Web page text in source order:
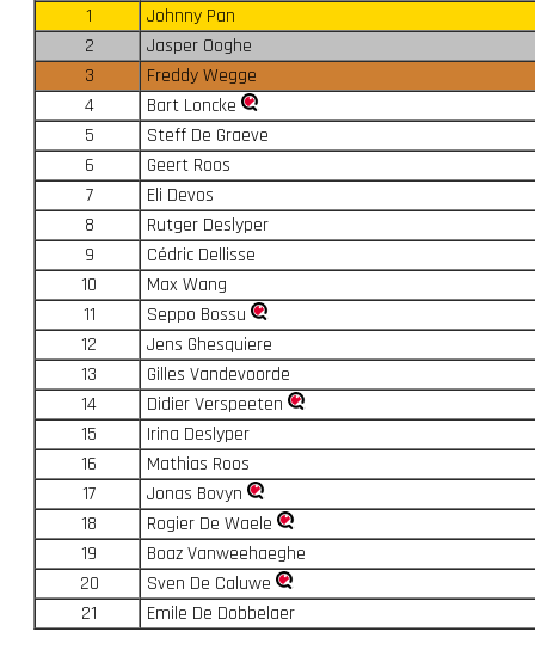
1
Johnny Pan
2
Jasper Ooghe
3
Freddy Wegge
4
Bart Loncke
5
Steff De Graeve
6
Geert Roos
7
Eli Devos
8
Rutger Deslyper
9
Cédric Dellisse
10
Max Wang
11
Seppo Bossu
12
Jens Ghesquiere
13
Gilles Vandevoorde
14
Didier Verspeeten
15
Irina Deslyper
16
Mathias Roos
17
Jonas Bovyn
18
Rogier De Waele
19
Boaz Vanweehaeghe
20
Sven De Caluwe
21
Emile De Dobbelaer